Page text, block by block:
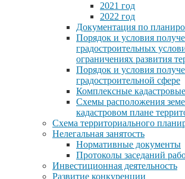
2021 год
2022 год
Документация по
Порядок и условия
градостроительных
ограничениях развития
Порядок и условия
градостроительной сфере
Комплексные
Схемы расположения
кадастровом плане
Схема территориального
Нелегальная занятость
Нормативные документы
Протоколы заседаний
Инвестиционная деятельность
Развитие конкуренции